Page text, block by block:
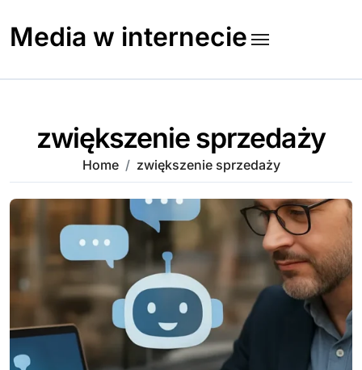
content
Media w internecie
zwiększenie sprzedaży
Home zwiększenie sprzedaży